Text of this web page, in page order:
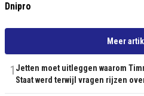
Dnipro
Meer
1 Jetten moet uitleggen waarom
Staat werd terwijl vragen rijzen